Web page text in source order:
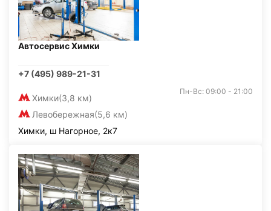
Автосервис Химки
+7 (495) 989-21-31
Химки(3,8 км)
Левобережная(5,6 км)
Пн-Вс: 09:00 - 21:00
Химки, ш Нагорное, 2к7